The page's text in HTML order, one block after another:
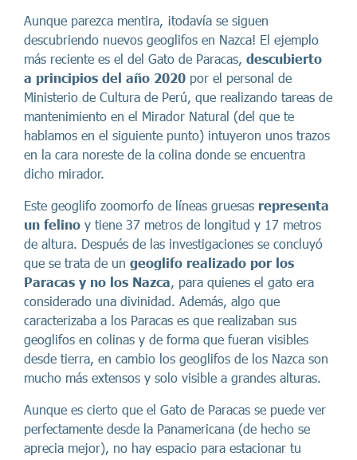
Aunque parezca mentira, ¡todavía se siguen
descubriendo nuevos geoglifos en Nazca! El ejemplo
más reciente es el del Gato de Paracas, descubierto
a principios del año 2020 por el personal de
Ministerio de Cultura de Perú, que realizando tareas de
mantenimiento en el Mirador Natural (del que te
hablamos en el siguiente punto) intuyeron unos trazos
en la cara noreste de la colina donde se encuentra
dicho mirador.
Este geoglifo zoomorfo de líneas gruesas representa
un felino y tiene 37 metros de longitud y 17 metros
de altura. Después de las investigaciones se concluyó
que se trata de un geoglifo realizado por los
Paracas y no los Nazca, para quienes el gato era
considerado una divinidad. Además, algo que
caracterizaba a los Paracas es que realizaban sus
geoglifos en colinas y de forma que fueran visibles
desde tierra, en cambio los geoglifos de los Nazca son
mucho más extensos y solo visible a grandes alturas.
Aunque es cierto que el Gato de Paracas se puede ver
perfectamente desde la Panamericana (de hecho se
aprecia mejor), no hay espacio para estacionar tu